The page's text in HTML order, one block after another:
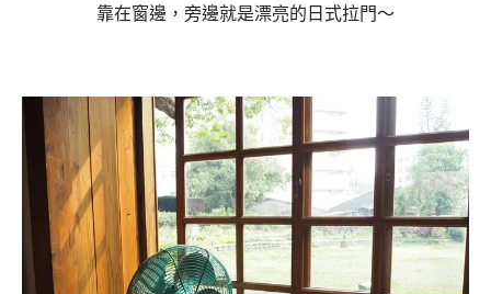
靠在窗邊，旁邊就是漂亮的日式拉門～